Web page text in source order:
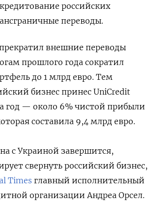
российских
переводы.
внешние переводы
прошлого года сократил
до 1 млрд евро. Тем
бизнес принес UniCredit
год — около 6% чистой прибыли
составила 9,4 млрд евро.
с Украиной завершится,
свернуть российский бизнес,
Times главный исполнительный
организации Андреа Орсел.